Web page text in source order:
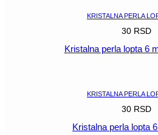
KRISTALNA PERLA
30 RSD
Kristalna perla lopta 6
KRISTALNA PERLA
30 RSD
Kristalna perla lopta